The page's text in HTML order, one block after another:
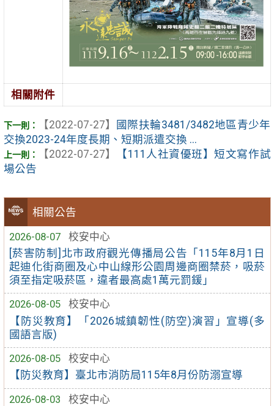
相關公告
2026-08-07
校安中心
[菸害防制]北市政府觀光傳播局公告「115年8月1日
起迪化街商圈及心中山線形公園周邊商圈禁菸，吸菸
須至指定吸菸區，違者最高處1萬元罰鍰」
2026-08-05
校安中心
【防災教育】「2026城鎮韌性(防空)演習」宣導(多
國語言版)
2026-08-05
校安中心
【防災教育】臺北市消防局115年8月份防溺宣導
2026-08-03
校安中心
相關附件
【2022-07-27】
國際扶輪3481/3482地區青少年
交換2023-24年度長期、短期派遣交換 ...
【2022-07-27】
【111人社資優班】短文寫作試
場公告